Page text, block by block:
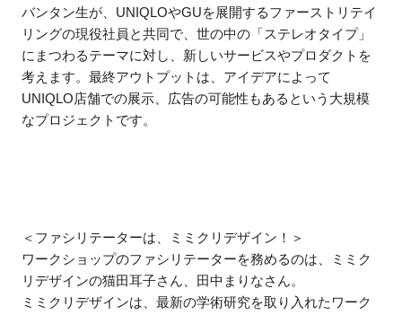
バンタン生が、UNIQLOやGUを展開するファーストリテイ
リングの現役社員と共同で、世の中の「ステレオタイプ」
にまつわるテーマに対し、新しいサービスやプロダクトを
考えます。最終アウトプットは、アイデアによって
UNIQLO店舗での展示、広告の可能性もあるという大規模
なプロジェクトです。
＜ファシリテーターは、ミミクリデザイン！＞
ワークショップのファシリテーターを務めるのは、ミミク
リデザインの猫田耳子さん、田中まりなさん。
ミミクリデザインは、最新の学術研究を取り入れたワーク